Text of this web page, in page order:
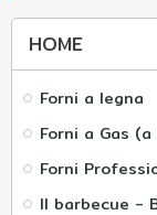
HOME
Forni a legna
Forni a Gas
Forni
Il barbecue -